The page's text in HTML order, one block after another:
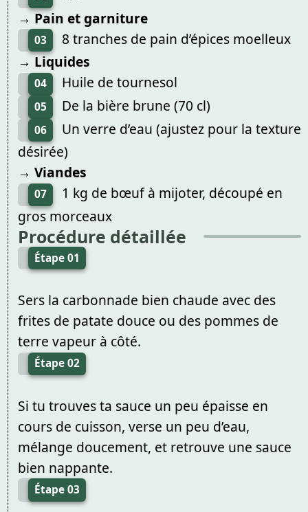
→ Pain et garniture
03
8 tranches de pain d’épices moelleux
→ Liquides
04 Huile de tournesol
05 De la bière brune (70 cl)
06
Un verre d’eau (ajustez pour la texture
désirée)
→ Viandes
07
1 kg de bœuf à mijoter, découpé en
gros morceaux
Procédure détaillée
Étape 01
Sers la carbonnade bien chaude avec des
frites de patate douce ou des pommes de
terre vapeur à côté.
Étape 02
Si tu trouves ta sauce un peu épaisse en
cours de cuisson, verse un peu d’eau,
mélange doucement, et retrouve une sauce
bien nappante.
Étape 03